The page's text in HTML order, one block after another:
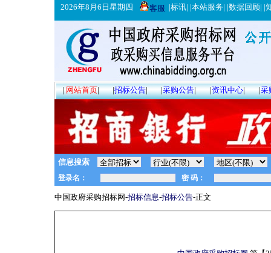
2026年8月6日星期四 客服 |标讯| |本站服务| |数据回顾| |
|网站首页| |招标公告| |采购公告| |资讯中心| |采
信息搜索
中国政府采购招标网-招标信息-招标公告-正文